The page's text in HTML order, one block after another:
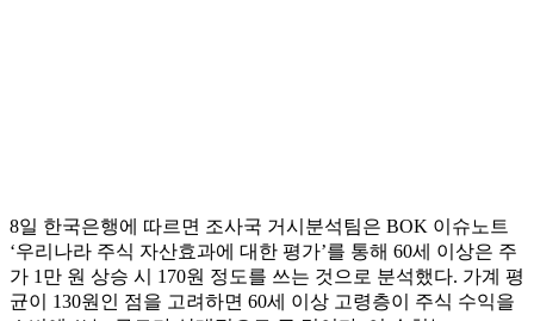
8일 한국은행에 따르면 조사국 거시분석팀은 BOK 이슈노트
‘우리나라 주식 자산효과에 대한 평가’를 통해 60세 이상은 주
가 1만 원 상승 시 170원 정도를 쓰는 것으로 분석했다. 가계 평
균이 130원인 점을 고려하면 60세 이상 고령층이 주식 수익을